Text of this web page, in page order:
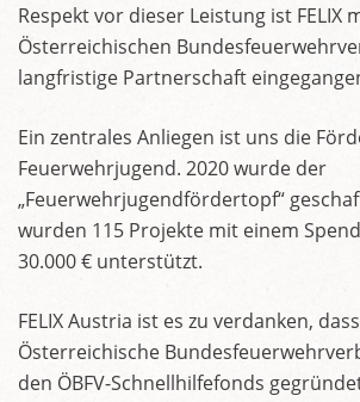
Respekt vor dieser Leistung ist FELIX
Österreichischen
langfristige Partnerschaft
Ein zentrales Anliegen ist uns die
Feuerwehrjugend. 2020 wurde der
„Feuerwehrjugendfördertopf“
wurden 115 Projekte mit einem
30.000 € unterstützt.
FELIX Austria ist es zu verdanken,
Österreichische
den ÖBFV-Schnellhilfefonds